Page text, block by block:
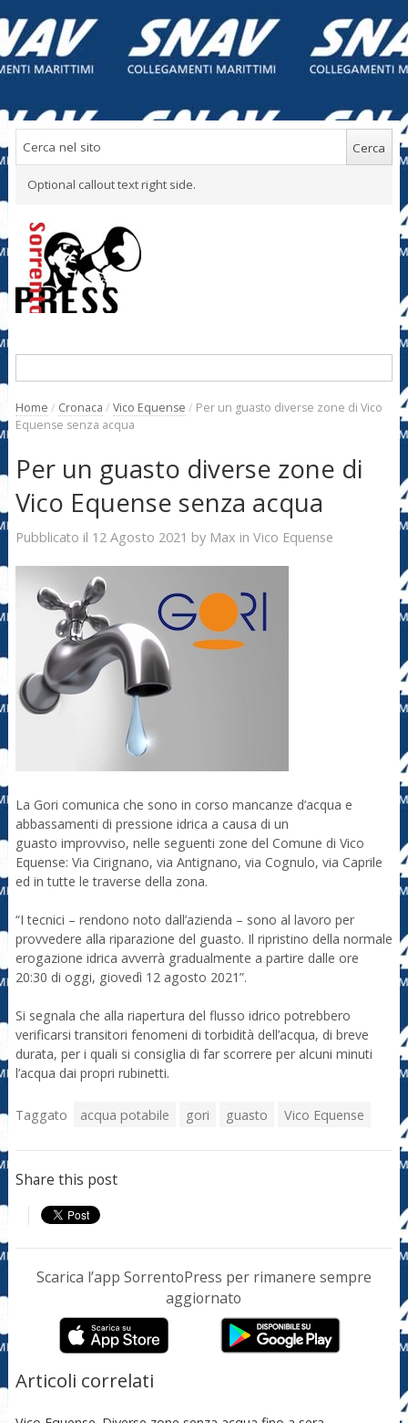
Optional callout text right side.
Home / Cronaca / Vico Equense / Per un guasto diverse zone di Vico
Equense senza acqua
Per un guasto diverse zone di
Vico Equense senza acqua
Pubblicato il 12 Agosto 2021 by Max in Vico Equense
La Gori comunica che sono in corso mancanze d’acqua e
abbassamenti di pressione idrica a causa di un
guasto improvviso, nelle seguenti zone del Comune di Vico
Equense: Via Cirignano, via Antignano, via Cognulo, via Caprile
ed in tutte le traverse della zona.
“I tecnici – rendono noto dall’azienda – sono al lavoro per
provvedere alla riparazione del guasto. Il ripristino della normale
erogazione idrica avverrà gradualmente a partire dalle ore
20:30 di oggi, giovedì 12 agosto 2021”.
Si segnala che alla riapertura del flusso idrico potrebbero
verificarsi transitori fenomeni di torbidità dell’acqua, di breve
durata, per i quali si consiglia di far scorrere per alcuni minuti
l’acqua dai propri rubinetti.
Taggato acqua potabile gori guasto Vico Equense
Share this post
Scarica l’app SorrentoPress per rimanere sempre
aggiornato
Articoli correlati